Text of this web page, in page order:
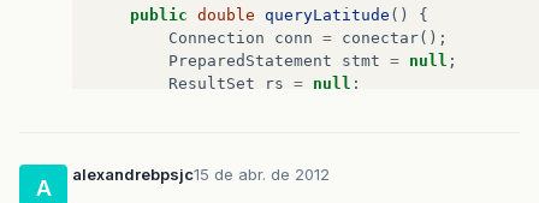
public double queryLatitude ()
{
Connection
conn = conectar();
PreparedStatement
stmt = null ;
ResultSet
rs = null ;
stmt = conn.prepareStatement
A
alexandrebpsjc15 de abr. de 2012